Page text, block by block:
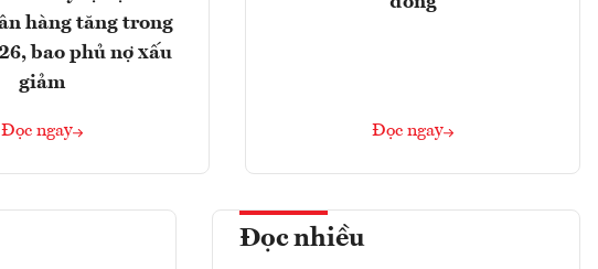
hàng tăng trong
bao phủ nợ xấu
giảm
Đọc ngay Đọc ngay
Đọc nhiều